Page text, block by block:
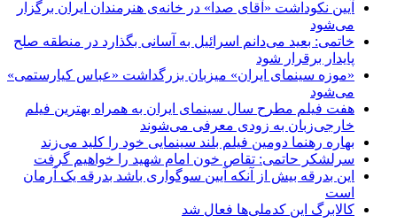
آیین نکوداشت «آقای صدا» در خانه‌ی هنرمندان ایران برگزار
می‌شود
خاتمی: بعید می‌دانم اسرائیل به آسانی بگذارد در منطقه صلح
پایدار برقرار شود
«موزه سینمای ایران» میزبان بزرگداشت «عباس کیارستمی»
می‌شود
هفت فیلم مطرح سال سینمای ایران به همراه بهترین فیلم
خارجی‌زبان به زودی معرفی می‌شوند
بهاره رهنما دومین فیلم بلند سینمایی خود را کلید می‌زند
سرلشکر حاتمی: تقاص خون امام شهید را خواهیم گرفت
این بدرقه بیش از آنکه آیین سوگواری باشد بدرقه یک آرمان
است
کالابرگ این کدملی‌ها فعال شد